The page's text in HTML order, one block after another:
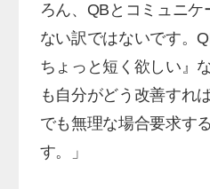
ろん、QBとコミュニケ
ない訳ではないです。
ちょっと短く欲しい』
も自分がどう改善すれ
でも無理な場合要求す
す。」